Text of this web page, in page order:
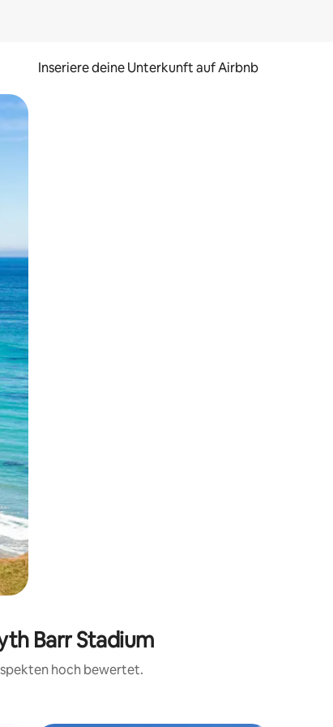
Inseriere deine Unterkunft auf Airbnb
oder Wischgesten.
Barr Stadium
hoch bewertet.